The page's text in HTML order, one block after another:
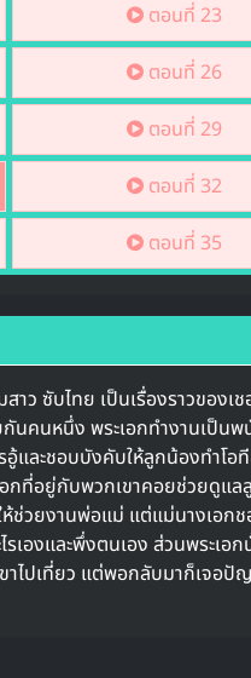
ตอนที่ 23
ตอนที่ 26
ตอนที่ 29
ตอนที่ 32
ตอนที่ 35
ซับไทย เป็นเรื่องราวของเ
นคนหนึ่ง พระเอกทำงานเป็
อู้และชอบบังคับให้ลูกน้องทำ
ที่อยู่กับพวกเขาคอยช่วยดูแล
ช่วยงานพ่อแม่ แต่แม่นางเอก
รเองและพึ่งตนเอง ส่วนพระ
าไปเที่ยว แต่พอกลับมาก็เจอ